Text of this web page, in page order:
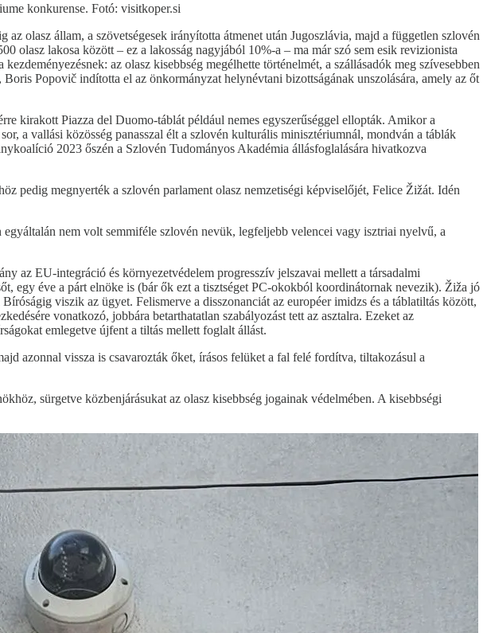
konkurense. Fotó: visitkoper.si
olasz állam, a szövetségesek irányította átmenet után Jugoszlávia, majd a független szlovén
olasz lakosa között – ez a lakosság nagyjából 10%-a – ma már szó sem esik revizionista
az olasz kisebbség megélhette történelmét, a szállásadók meg szívesebben
Popovič indította el az önkormányzat helynévtani bizottságának unszolására, amely az őt
kirakott Piazza del Duomo-táblát például nemes egyszerűséggel ellopták. Amikor a
a vallási közösség panasszal élt a szlovén kulturális minisztériumnál, mondván a táblák
2023 őszén a Szlovén Tudományos Akadémia állásfoglalására hivatkozva
pedig megnyerték a szlovén parlament olasz nemzetiségi képviselőjét, Felice Žižát. Idén
nem volt semmiféle szlovén nevük, legfeljebb velencei vagy isztriai nyelvű, a
az EU-integráció és környezetvédelem progresszív jelszavai mellett a társadalmi
egy éve a párt elnöke is (bár ők ezt a tisztséget PC-okokból koordinátornak nevezik). Žiža jó
viszik az ügyet. Felismerve a disszonanciát az européer imidzs és a táblatiltás között,
vonatkozó, jobbára betarthatatlan szabályozást tett az asztalra. Ezeket az
emlegetve újfent a tiltás mellett foglalt állást.
azonnal vissza is csavarozták őket, írásos felüket a fal felé fordítva, tiltakozásul a
sürgetve közbenjárásukat az olasz kisebbség jogainak védelmében. A kisebbségi